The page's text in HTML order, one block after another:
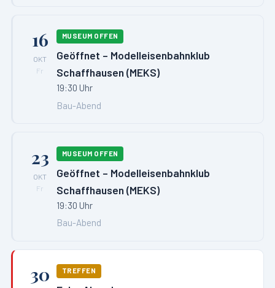
16
OKT
Fr
MUSEUM OFFEN
Geöffnet – Modelleisenbahnklub
Schaffhausen (MEKS)
19:30 Uhr
Bau-Abend
23
OKT
Fr
MUSEUM OFFEN
Geöffnet – Modelleisenbahnklub
Schaffhausen (MEKS)
19:30 Uhr
Bau-Abend
30 TREFFEN